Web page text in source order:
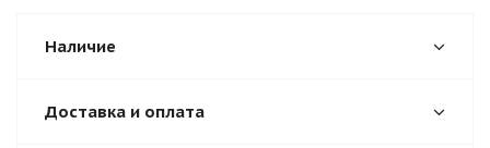
Наличие
Доставка и оплата